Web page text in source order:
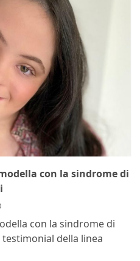
con la sindrome di
con la sindrome di
della linea